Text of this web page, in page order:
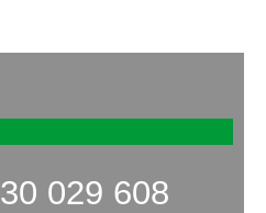
029 608​